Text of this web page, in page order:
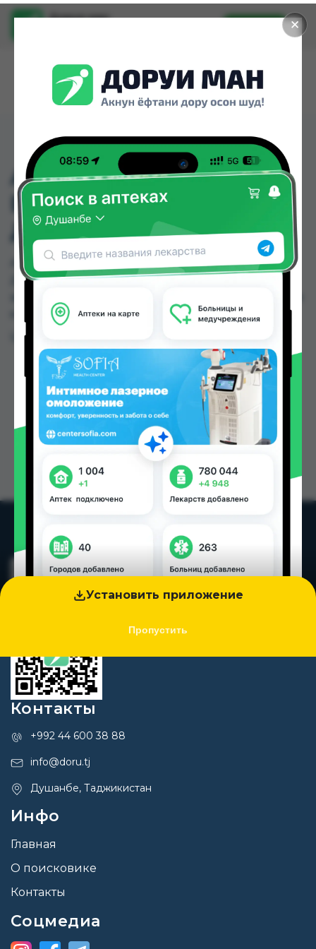
✕
Установить приложение
Пропустить
Доруи ман
Установить
AURA ULTRA COMFORT
ВЛАЖНЫЕ САЛФЕТКИ
ДЛЯ ДЕТЕЙ 15ШТ
AURA ULTRA COMFORT ВЛАЖНЫЕ САЛФЕТКИ
ДЛЯ ДЕТЕЙ 15ШТ можно купить или заказать в
и других городах Таджикистана
Цена: от
Контакты
+992 44 600 38 88
info@doru.tj
Душанбе, Таджикистан
Инфо
Главная
О поисковике
Контакты
Соцмедиа